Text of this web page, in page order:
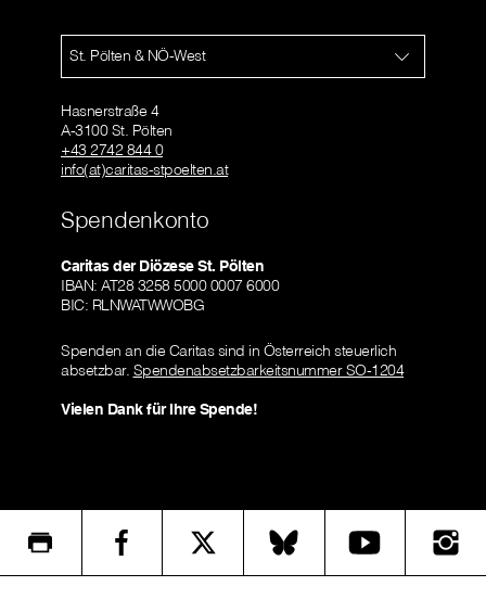
St. Pölten & NÖ-West
Hasnerstraße 4
A-3100 St. Pölten
+43 2742 844 0
info(at)caritas-stpoelten.at
Spendenkonto
Caritas der Diözese St. Pölten
IBAN: AT28 3258 5000 0007 6000
BIC: RLNWATWWOBG
Spenden an die Caritas sind in Österreich steuerlich
absetzbar. Spendenabsetzbarkeitsnummer SO-1204
Vielen Dank für Ihre Spende!